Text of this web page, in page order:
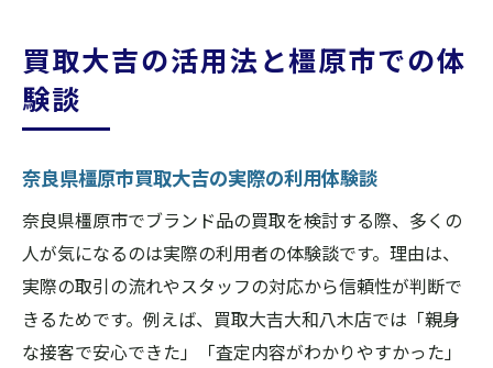
買取大吉の活用法と橿原市での体
験談
奈良県橿原市買取大吉の実際の利用体験談
奈良県橿原市でブランド品の買取を検討する際、多くの
人が気になるのは実際の利用者の体験談です。理由は、
実際の取引の流れやスタッフの対応から信頼性が判断で
きるためです。例えば、買取大吉大和八木店では「親身
な接客で安心できた」「査定内容がわかりやすかった」